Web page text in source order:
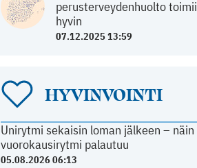
perusterveydenhuolto toimii
hyvin
07.12.2025 13:59
HYVINVOINTI
Unirytmi sekaisin loman jälkeen – näin
vuorokausirytmi palautuu
05.08.2026 06:13